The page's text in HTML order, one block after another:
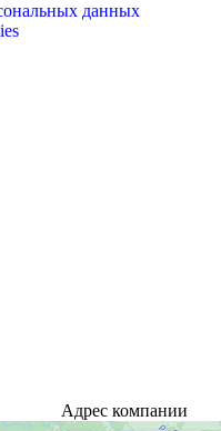
данных
Адрес компании